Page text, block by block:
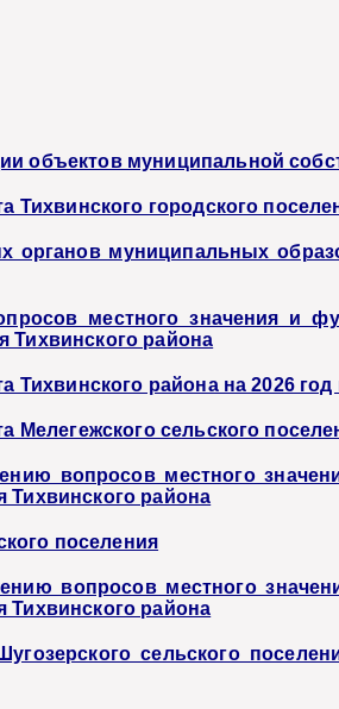
объектов муниципальной
городского
органов муниципальных
местного значения и
Тихвинского района
района на 2026
сельского
вопросов местного
Тихвинского района
поселения
вопросов местного
Тихвинского района
сельского